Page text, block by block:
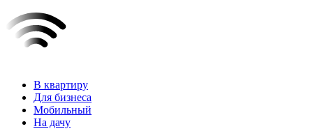
В квартиру
Для бизнеса
Мобильный
На дачу